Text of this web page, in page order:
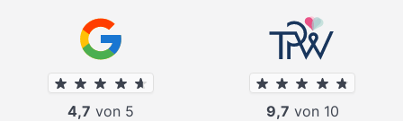
4,7 von 5 9,7 von 10